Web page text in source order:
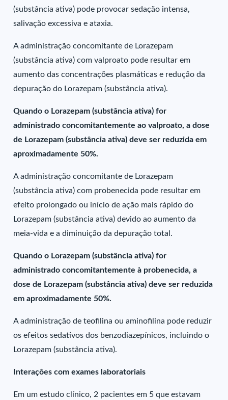
(substância ativa) pode provocar sedação intensa,
salivação excessiva e ataxia.
A administração concomitante de Lorazepam
(substância ativa) com valproato pode resultar em
aumento das concentrações plasmáticas e redução da
depuração do Lorazepam (substância ativa).
Quando o Lorazepam (substância ativa) for
administrado concomitantemente ao valproato, a dose
de Lorazepam (substância ativa) deve ser reduzida em
aproximadamente 50%.
A administração concomitante de Lorazepam
(substância ativa) com probenecida pode resultar em
efeito prolongado ou início de ação mais rápido do
Lorazepam (substância ativa) devido ao aumento da
meia-vida e a diminuição da depuração total.
Quando o Lorazepam (substância ativa) for
administrado concomitantemente à probenecida, a
dose de Lorazepam (substância ativa) deve ser reduzida
em aproximadamente 50%.
A administração de teofilina ou aminofilina pode reduzir
os efeitos sedativos dos benzodiazepínicos, incluindo o
Lorazepam (substância ativa).
Interações com exames laboratoriais
Em um estudo clínico, 2 pacientes em 5 que estavam